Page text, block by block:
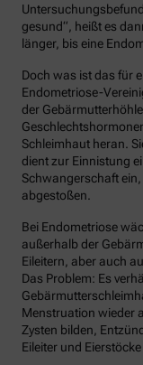
gesund“, heißt es
länger, bis eine
Doch was ist das für
Endometriose-
der
Schleimhaut heran.
dient zur Einnistung
Schwangerschaft
abgestoßen.
Bei Endometriose
außerhalb der
Eileitern, aber auch
Das Problem: Es
Menstruation wieder
Zysten bilden,
Eileiter und Eierstöcke